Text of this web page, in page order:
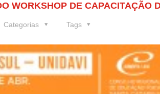
WORKSHOP DE CAPACITAÇÃO
Categorias Tags